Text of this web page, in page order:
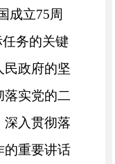
成立75周
任务的关键
民政府的坚
落实党的二
深入贯彻落
的重要讲话